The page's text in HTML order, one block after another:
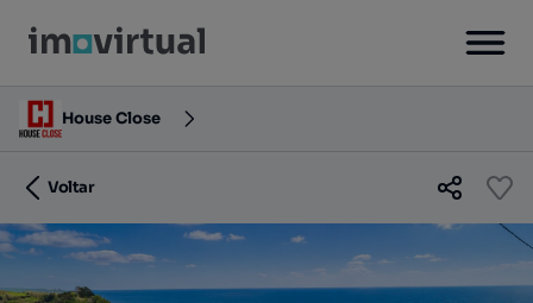
House Close
Voltar